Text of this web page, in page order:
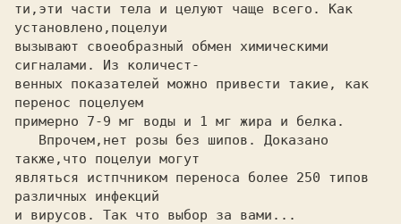
ти,эти части тела и целуют чаще всего. Как
установлено,поцелуи
вызывают своеобразный обмен химическими
сигналами. Из количест-
венных показателей можно привести такие, как
перенос поцелуем
примерно 7-9 мг воды и 1 мг жира и белка.
также,что поцелуи могут
являться истпчником переноса более 250 типов
различных инфекций
и вирусов. Так что выбор за вами...